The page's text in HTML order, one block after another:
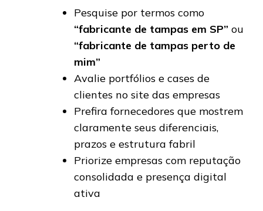
Pesquise por termos como
“fabricante de tampas em SP” ou
“fabricante de tampas perto de
mim”
Avalie portfólios e cases de
clientes no site das empresas
Prefira fornecedores que mostrem
claramente seus diferenciais,
prazos e estrutura fabril
Priorize empresas com reputação
consolidada e presença digital
ativa